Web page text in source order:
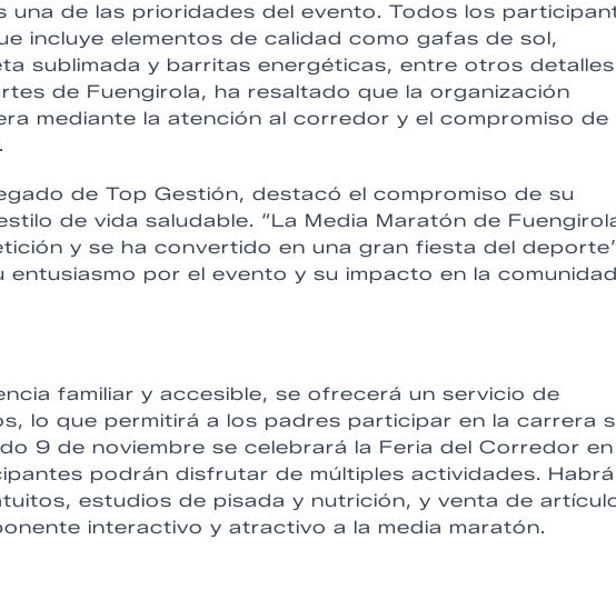
una de las prioridades del evento. Todos los
incluye elementos de calidad como gafas de sol,
sublimada y barritas energéticas, entre otros
de Fuengirola, ha resaltado que la organización
mediante la atención al corredor y el compromiso de
de Top Gestión, destacó el compromiso de su
de vida saludable. “La Media Maratón de
y se ha convertido en una gran fiesta del
por el evento y su impacto en la comunidad
familiar y accesible, se ofrecerá un servicio de
lo que permitirá a los padres participar en la carrera
9 de noviembre se celebrará la Feria del Corredor en
podrán disfrutar de múltiples actividades. Habrá
estudios de pisada y nutrición, y venta de
interactivo y atractivo a la media maratón.